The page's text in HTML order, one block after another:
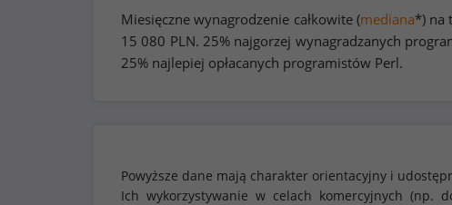
Miesięczne wynagrodzenie całkowite (mediana*) na
15 080 PLN. 25% najgorzej wynagradzanych
25% najlepiej opłacanych programistów Perl.
Powyższe dane mają charakter orientacyjny i
Ich wykorzystywanie w celach komercyjnych (np.